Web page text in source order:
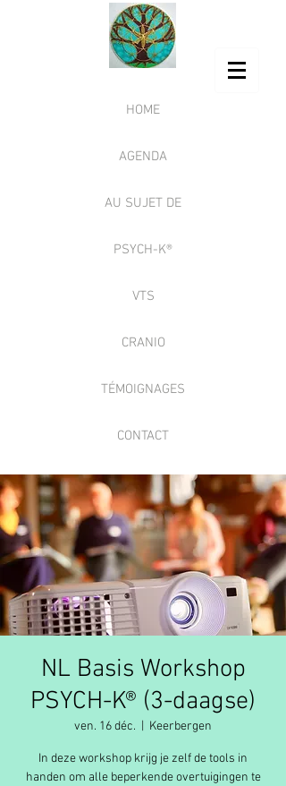
HOME
AGENDA
AU SUJET DE
PSYCH-K®
VTS
CRANIO
TÉMOIGNAGES
CONTACT
NL Basis Workshop
PSYCH-K® (3-daagse)
ven. 16 déc. Keerbergen
In deze workshop krijg je zelf de tools in
handen om alle beperkende overtuigingen te